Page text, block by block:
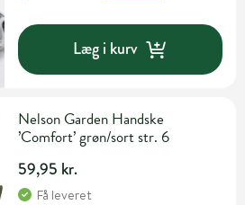
Læg i kurv
Nelson Garden Handske
’Comfort’ grøn/sort str. 6
59,95 kr.
Få leveret